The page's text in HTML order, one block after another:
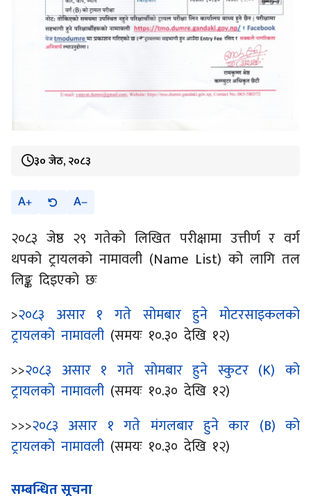
३० जेठ, २०८३
A A
२०८३ जेष्ठ २९ गतेको लिखित परीक्षामा उत्तीर्ण र वर्ग
थपको ट्रायलको नामावली (Name List) को लागि तल
लिङ्क दिइएको छः
>२०८३ असार १ गते सोमबार हुने मोटरसाइकलको
ट्रायलको नामावली (समयः १०.३० देखि १२)
>>२०८३ असार १ गते सोमबार हुने स्कुटर (K) को
ट्रायलको नामावली (समयः १०.३० देखि १२)
>>>२०८३ असार १ गते मंगलबार हुने कार (B) को
ट्रायलको नामावली (समयः १०.३० देखि १२)
सम्बन्धित सूचना